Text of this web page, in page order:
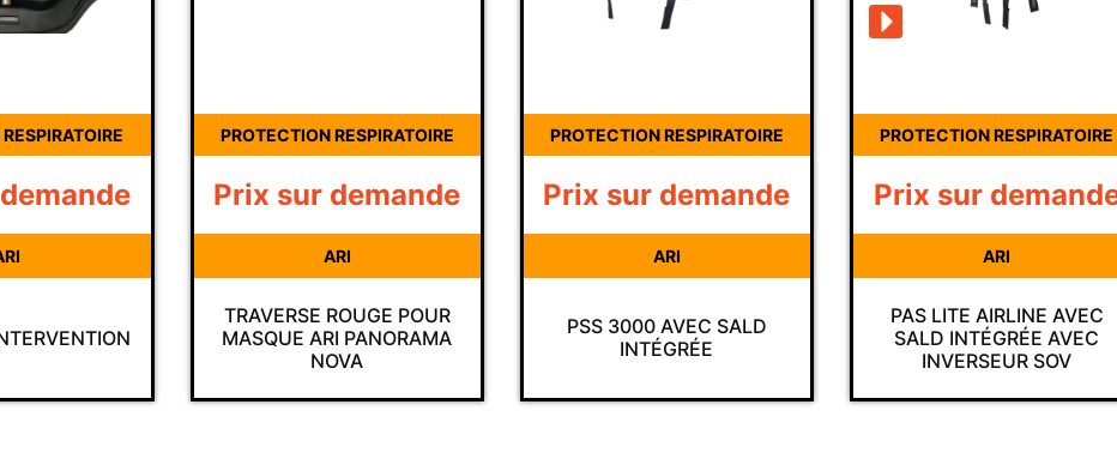
PROTECTION RESPIRATOIRE
TRAVERSE ROUGE POUR
MASQUE ARI PANORAMA
Prix sur demande
PROTECTION RESPIRATOIRE
PSS 3000 AVEC SALD
INTÉGRÉE
Prix sur demande
PROTECTION RESPIRATOIRE
PAS LITE AIRLINE AVEC
SALD INTÉGRÉE AVEC
INVERSEUR SOV
Prix sur demande
PROTECTION
CAGOULE
Prix sur